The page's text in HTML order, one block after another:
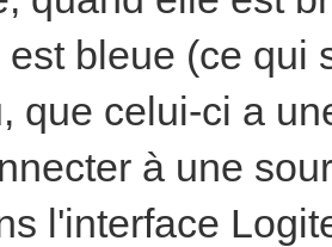
bleue (ce qui
que celui-ci a
à une
l'interface